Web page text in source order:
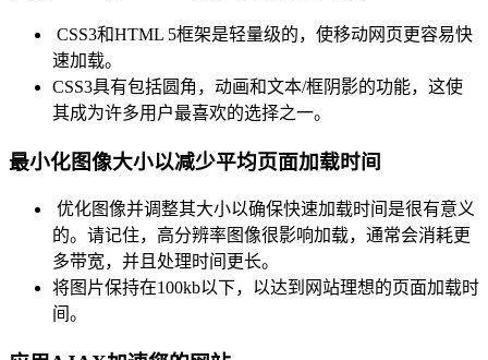
CSS3和HTML 5框架是轻量级的，使移动网页更容易快
速加载。
CSS3具有包括圆角，动画和文本/框阴影的功能，这使
其成为许多用户最喜欢的选择之一。
最小化图像大小以减少平均页面加载时间
优化图像并调整其大小以确保快速加载时间是很有意义
的。请记住，高分辨率图像很影响加载，通常会消耗更
多带宽，并且处理时间更长。
将图片保持在100kb以下，以达到网站理想的页面加载时
间。